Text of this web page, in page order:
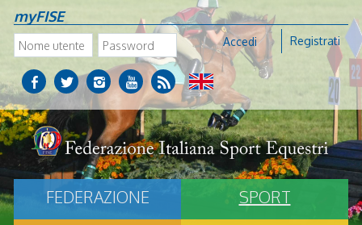
myFISE
Accedi Registrati
FEDERAZIONE
SPORT